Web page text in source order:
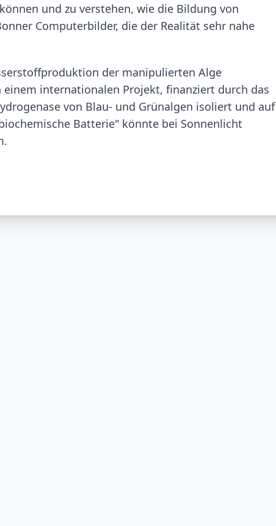
und zu verstehen, wie die Bildung von
Computerbilder, die der Realität sehr nahe
der manipulierten Alge
internationalen Projekt, finanziert durch das
von Blau- und Grünalgen isoliert und auf
Batterie" könnte bei Sonnenlicht